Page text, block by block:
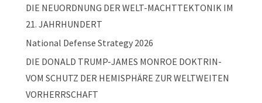
DIE NEUORDNUNG DER WELT-MACHTTEKTONIK IM
21. JAHRHUNDERT
National Defense Strategy 2026
DIE DONALD TRUMP-JAMES MONROE DOKTRIN-
VOM SCHUTZ DER HEMISPHÄRE ZUR WELTWEITEN
VORHERRSCHAFT